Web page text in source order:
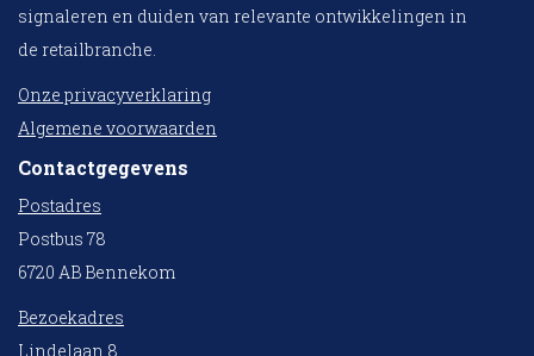
signaleren en duiden van relevante ontwikkelingen in
de retailbranche.
Onze privacyverklaring
Algemene voorwaarden
Contactgegevens
Postadres
Postbus 78
6720 AB Bennekom
Bezoekadres
Lindelaan 8